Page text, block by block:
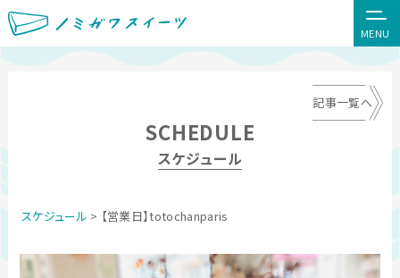
MENU
SCHEDULE
スケジュール
記事一覧へ
スケジュール > 【営業日】totochanparis